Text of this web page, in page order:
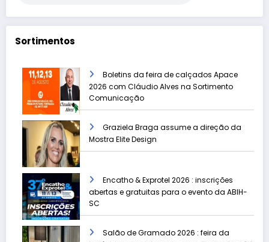
Sortimentos
Boletins da feira de calçados Apace
2026 com Cláudio Alves na Sortimento
Comunicação
Graziela Braga assume a direção da
Mostra Elite Design
Encatho & Exprotel 2026 : inscrições
abertas e gratuitas para o evento da ABIH-
SC
Salão de Gramado 2026 : feira da